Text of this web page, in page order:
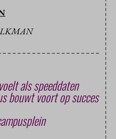
als speeddaten
bouwt voort op succes